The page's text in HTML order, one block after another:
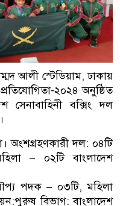
আলী স্টেডিয়াম, ঢাকায়
২০২৪ অনুষ্ঠিত
সেনাবাহিনী বক্সিং দল
অংশগ্রহণকারী দল: ০৪টি
– ০২টি বাংলাদেশ
পদক – ০৩টি, মহিলা
বিভাগ: বাংলাদেশ